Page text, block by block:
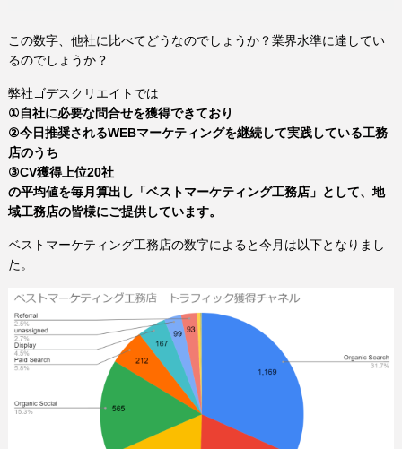
この数字、他社に比べてどうなのでしょうか？業界水準に達してい
るのでしょうか？
弊社ゴデスクリエイトでは
①自社に必要な問合せを獲得できており
②今日推奨されるWEBマーケティングを継続して実践している工務
店のうち
③CV獲得上位20社
の平均値を毎月算出し「ベストマーケティング工務店」として、地
域工務店の皆様にご提供しています。
ベストマーケティング工務店の数字によると今月は以下となりまし
た。